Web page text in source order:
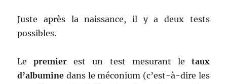
Juste après la naissance, il y a deux tests
possibles.
Lepremier est un test mesurant le taux
d’albumine dans le méconium (c’est-à-dire les